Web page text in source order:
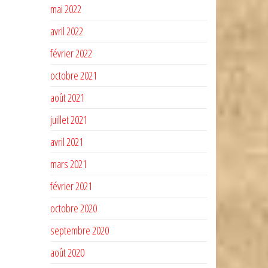
mai 2022
avril 2022
février 2022
octobre 2021
août 2021
juillet 2021
avril 2021
mars 2021
février 2021
octobre 2020
septembre 2020
août 2020